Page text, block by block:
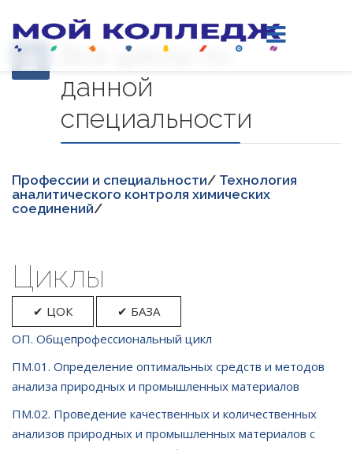
Все циклы по
данной
специальности
Професcии и специальности/ Технология
аналитического контроля химических
соединений/
Циклы
✔ ЦОК
✔ БАЗА
ОП. Общепрофессиональный цикл
ПМ.01. Определение оптимальных средств и методов
анализа природных и промышленных материалов
ПМ.02. Проведение качественных и количественных
анализов природных и промышленных материалов с